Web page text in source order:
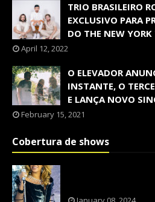
TRIO BRASILEIRO
EXCLUSIVO PARA
DO THE NEW YORK
April 12, 2022
O ELEVADOR
INSTANTE, O
E LANÇA NOVO
February 15, 2021
Cobertura de shows